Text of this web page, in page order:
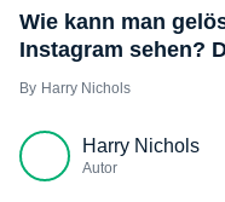
Wie kann man
Instagram sehen?
Harry Nichols
Harry Nichols
Autor
Gelöschte
sehen?
Schlussfolgerung